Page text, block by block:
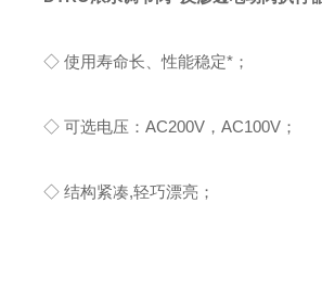
◇ 使用寿命长、性能稳定*；
◇ 可选电压：AC200V，AC100V；
◇ 结构紧凑,轻巧漂亮；